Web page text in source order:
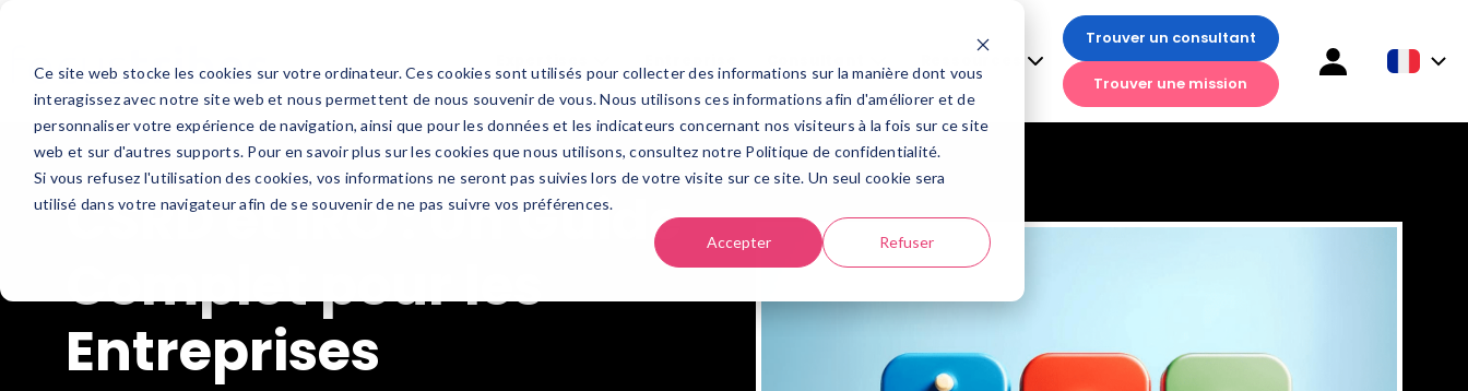
Ce site web stocke les cookies sur votre ordinateur. Ces cookies sont utilisés pour collecter des informations sur la manière dont vous
interagissez avec notre site web et nous permettent de nous souvenir de vous. Nous utilisons ces informations afin d'améliorer et de
personnaliser votre expérience de navigation, ainsi que pour les données et les indicateurs concernant nos visiteurs à la fois sur ce site
web et sur d'autres supports. Pour en savoir plus sur les cookies que nous utilisons, consultez notre Politique de confidentialité.
Si vous refusez l'utilisation des cookies, vos informations ne seront pas suivies lors de votre visite sur ce site. Un seul cookie sera
utilisé dans votre navigateur afin de se souvenir de ne pas suivre vos préférences.
Accepter Refuser
Trouver un consultant
Trouver une mission
Ressources
Trouver un consultant
Trouver une mission
CSRD et IRO : Un Guide
Complet pour les
Entreprises